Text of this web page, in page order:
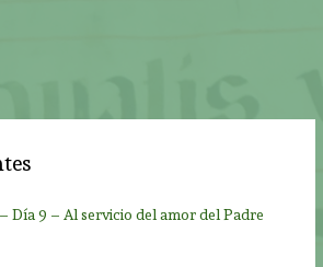
Día 9 – Al servicio del amor del Padre